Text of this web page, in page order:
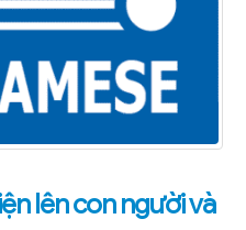
lên con người và